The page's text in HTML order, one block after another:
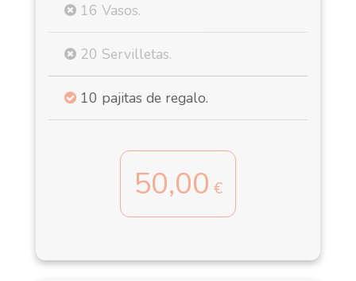
16 Vasos.
20 Servilletas.
10 pajitas de regalo.
50,00 €